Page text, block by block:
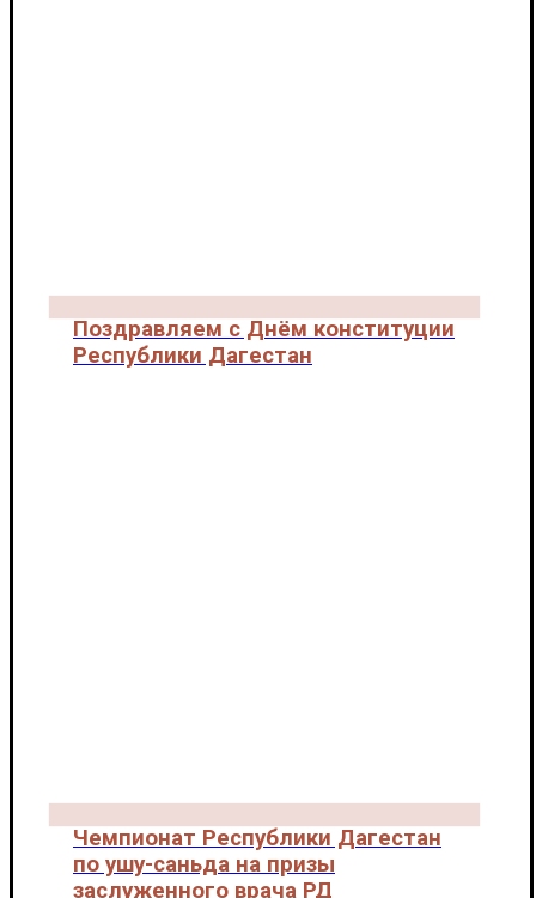
Поздравляем с Днём конституции
Республики Дагестан
Чемпионат Республики Дагестан
по ушу-саньда на призы
заслуженного врача РД